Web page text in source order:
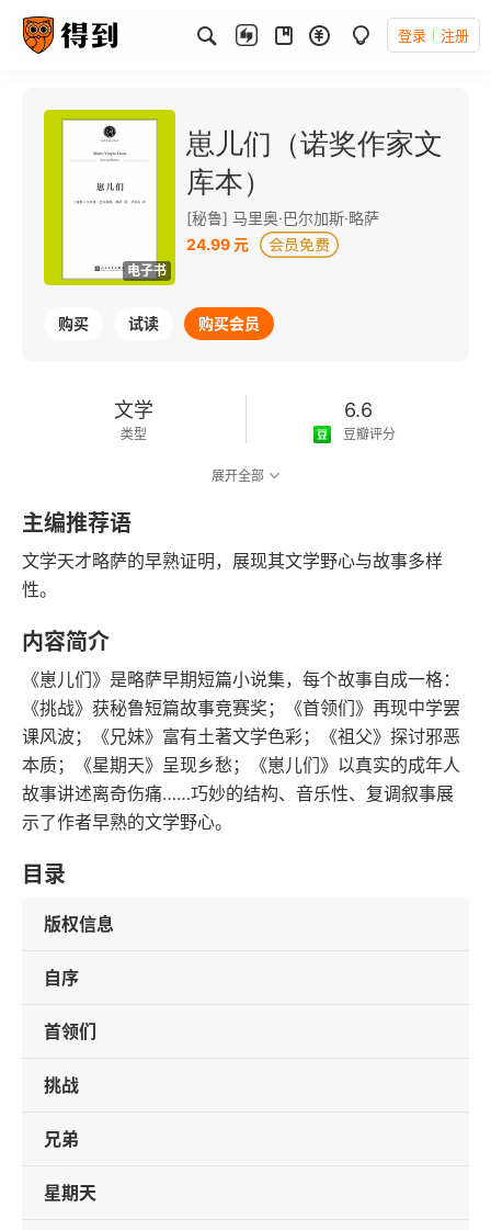
登录 注册
电子书
崽儿们（诺奖作家文
库本）
[秘鲁] 马里奥·巴尔加斯·略萨
24.99 元
购买 试读 购买会员
文学
类型
6.6
豆瓣评分
2026-02-01
发行日期
展开全部
主编推荐语
文学天才略萨的早熟证明，展现其文学野心与故事多样
性。
内容简介
《崽儿们》是略萨早期短篇小说集，每个故事自成一格：
《挑战》获秘鲁短篇故事竞赛奖；《首领们》再现中学罢
课风波；《兄妹》富有土著文学色彩；《祖父》探讨邪恶
本质；《星期天》呈现乡愁；《崽儿们》以真实的成年人
故事讲述离奇伤痛……巧妙的结构、音乐性、复调叙事展
示了作者早熟的文学野心。
目录
版权信息
自序
首领们
挑战
兄弟
星期天